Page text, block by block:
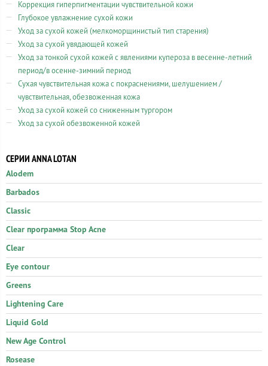
Коррекция гиперпигментации чувствительной кожи
Глубокое увлажнение сухой кожи
Уход за сухой кожей (мелкоморщинистый тип старения)
Уход за сухой увядающей кожей
Уход за тонкой сухой кожей с явлениями купероза в весенне-летний
период/в осенне-зимний период
Сухая чувствительная кожа с покраснениями, шелушением /
чувствительная, обезвоженная кожа
Уход за сухой кожей со сниженным тургором
Уход за сухой обезвоженной кожей
СЕРИИ ANNA LOTAN
Alodem
Barbados
Classic
Clear программа Stop Acne
Clear
Eye contour
Greens
Lightening Care
Liquid Gold
New Age Control
Rosease